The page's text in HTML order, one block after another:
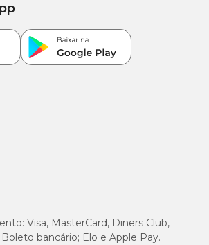
Visa, MasterCard, Diners Club,
bancário; Elo e Apple Pay.